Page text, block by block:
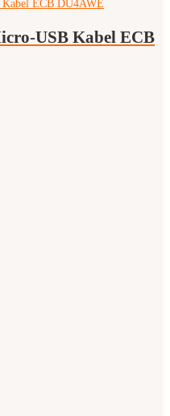
USB Kabel ECB